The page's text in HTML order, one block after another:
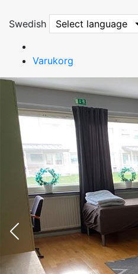
Swedish Select language
Varukorg